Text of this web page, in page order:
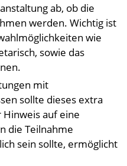
ab, ob die
werden. Wichtig ist
wie
sowie das
mit
sollte dieses extra
auf eine
die Teilnahme
sein sollte, ermöglicht